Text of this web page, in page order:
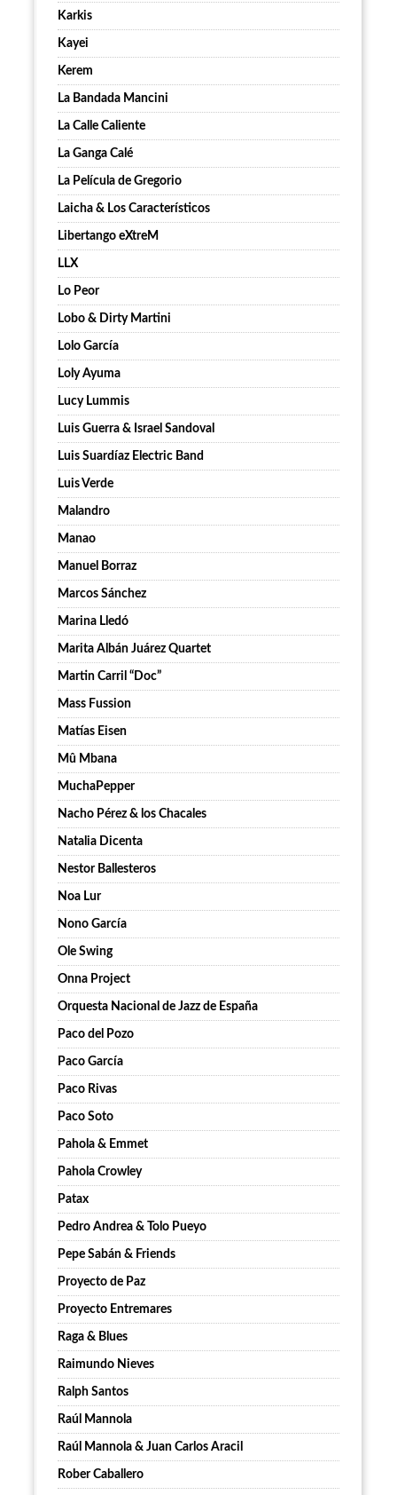
Karkis
Kayei
Kerem
La Bandada Mancini
La Calle Caliente
La Ganga Calé
La Película de Gregorio
Laicha & Los Característicos
Libertango eXtreM
LLX
Lo Peor
Lobo & Dirty Martini
Lolo García
Loly Ayuma
Lucy Lummis
Luis Guerra & Israel Sandoval
Luis Suardíaz Electric Band
Luis Verde
Malandro
Manao
Manuel Borraz
Marcos Sánchez
Marina Lledó
Marita Albán Juárez Quartet
Martin Carril “Doc”
Mass Fussion
Matías Eisen
Mû Mbana
MuchaPepper
Nacho Pérez & los Chacales
Natalia Dicenta
Nestor Ballesteros
Noa Lur
Nono García
Ole Swing
Onna Project
Orquesta Nacional de Jazz de España
Paco del Pozo
Paco García
Paco Rivas
Paco Soto
Pahola & Emmet
Pahola Crowley
Patax
Pedro Andrea & Tolo Pueyo
Pepe Sabán & Friends
Proyecto de Paz
Proyecto Entremares
Raga & Blues
Raimundo Nieves
Ralph Santos
Raúl Mannola
Raúl Mannola & Juan Carlos Aracil
Rober Caballero